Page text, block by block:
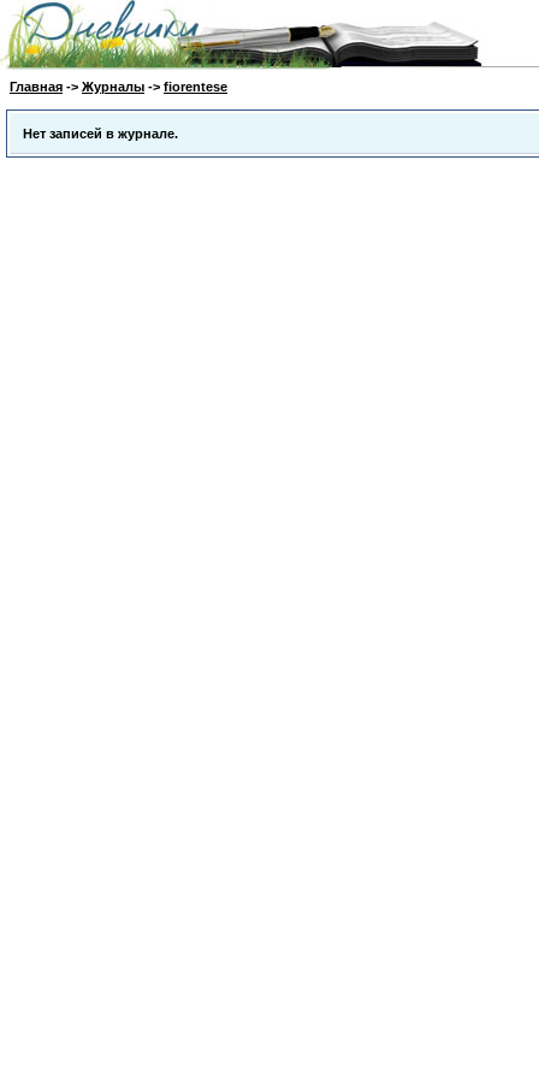
Главная -> Журналы -> fiorentese
Нет записей в журнале.